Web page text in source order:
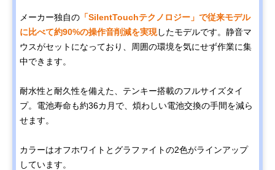
メーカー独自の 「SilentTouchテクノロジー」で従来モデル
に比べて約90%の操作音削減を実現したモデルです。静音マ
ウスがセットになっており、周囲の環境を気にせず作業に集
中できます。
耐水性と耐久性を備えた、テンキー搭載のフルサイズタイ
プ。電池寿命も約36カ月で、煩わしい電池交換の手間を減ら
せます。
カラーはオフホワイトとグラファイトの2色がラインアップ
しています。